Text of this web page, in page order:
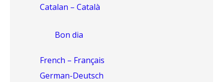
Catalan – Català
Bon dia
French – Français
German-Deutsch